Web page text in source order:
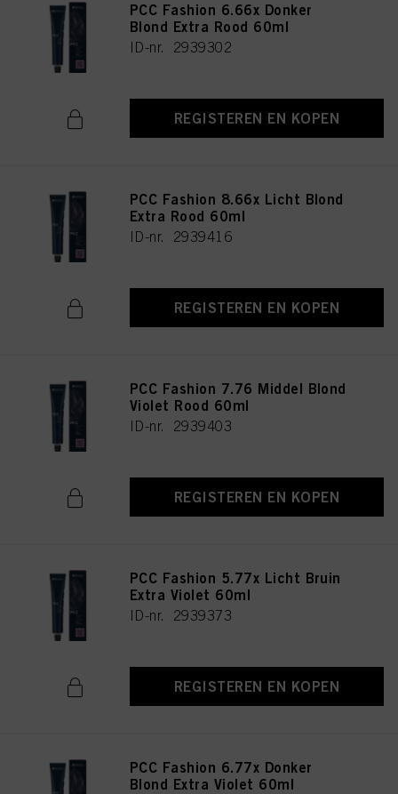
PCC Fashion 6.66x Donker
Blond Extra Rood 60ml
ID-nr. 2939302
REGISTEREN EN KOPEN
PCC Fashion 8.66x Licht Blond
Extra Rood 60ml
ID-nr. 2939416
REGISTEREN EN KOPEN
PCC Fashion 7.76 Middel Blond
Violet Rood 60ml
ID-nr. 2939403
REGISTEREN EN KOPEN
PCC Fashion 5.77x Licht Bruin
Extra Violet 60ml
ID-nr. 2939373
REGISTEREN EN KOPEN
PCC Fashion 6.77x Donker
Blond Extra Violet 60ml